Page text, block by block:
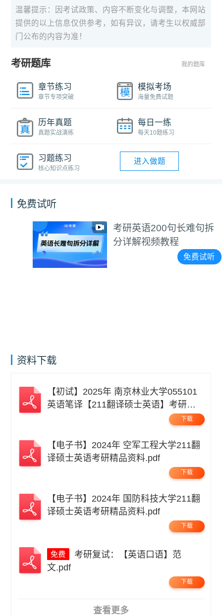
温馨提示：因考试政策、内容不断变化与调整，本网站
提供的以上信息仅供参考，如有异议，请考生以权威部
门公布的内容为准！
考研题库 我的题库
章节练习
章节专项突破
模拟考场
海量免费试题
历年真题
真题实战演练
每日一练
每天10题练习
习题练习
核心知识点练习
进入做题
免费试听
考研英语200句长难句拆
分详解视频教程
免费试听
资料下载
【初试】2025年 南京林业大学055101
英语笔译【211翻译硕士英语】考研精
下载
【电子书】2024年 空军工程大学211翻
译硕士英语考研精品资料.pdf
下载
【电子书】2024年 国防科技大学211翻
译硕士英语考研精品资料.pdf
下载
文.pdf
下载
查看更多